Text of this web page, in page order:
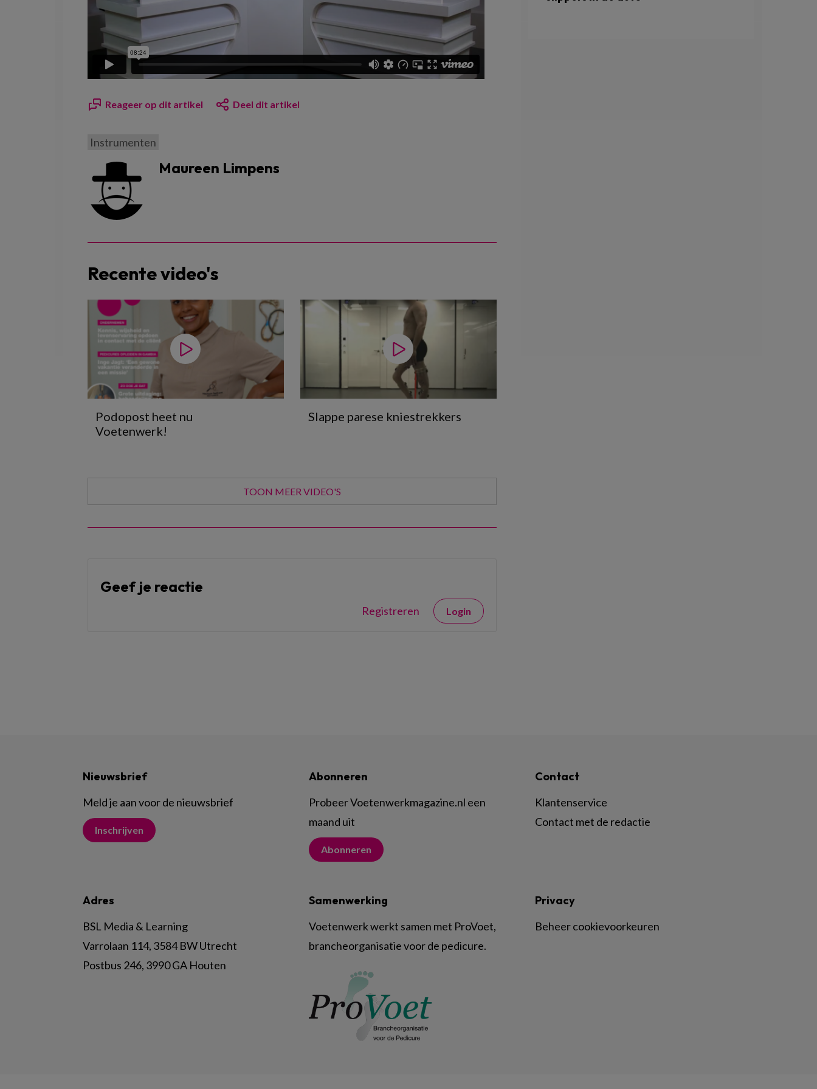
Reageer op dit artikel Deel dit artikel
Instrumenten
Maureen Limpens
Recente video's
Podopost heet nu
Voetenwerk!
Slappe parese kniestrekkers
TOON MEER VIDEO'S
Geef je reactie
Registreren Login
Nieuwsbrief
Meld je aan voor de nieuwsbrief
Inschrijven
Abonneren
Probeer Voetenwerkmagazine.nl een
maand uit
Abonneren
Contact
Klantenservice
Contact met de redactie
Adres
BSL Media & Learning
Varrolaan 114, 3584 BW Utrecht
Postbus 246, 3990 GA Houten
Samenwerking
Voetenwerk werkt samen met ProVoet,
brancheorganisatie voor de pedicure.
Privacy
Beheer cookievoorkeuren